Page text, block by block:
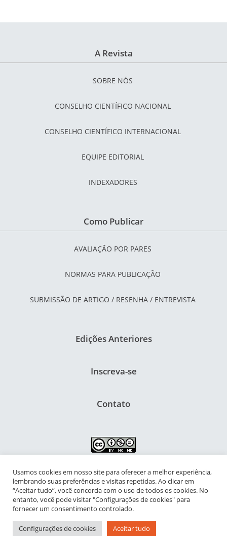
A Revista
SOBRE NÓS
CONSELHO CIENTÍFICO NACIONAL
CONSELHO CIENTÍFICO INTERNACIONAL
EQUIPE EDITORIAL
INDEXADORES
Como Publicar
AVALIAÇÃO POR PARES
NORMAS PARA PUBLICAÇÃO
SUBMISSÃO DE ARTIGO / RESENHA / ENTREVISTA
Edições Anteriores
Inscreva-se
Contato
NIPIAC – Núcleo Interdisciplinar de Pesquisa para a Infância e
Adolescência Contemporâneas
Universidade Federal do Rio de Janeiro - Campus da Praia Vermelha
Av. Pasteur, 250 – Urca, Prédio da Decania do CFCH
Usamos cookies em nosso site para oferecer a melhor experiência,
lembrando suas preferências e visitas repetidas. Ao clicar em
“Aceitar tudo”, você concorda com o uso de todos os cookies. No
entanto, você pode visitar "Configurações de cookies" para
fornecer um consentimento controlado.
Configurações de cookies Aceitar tudo